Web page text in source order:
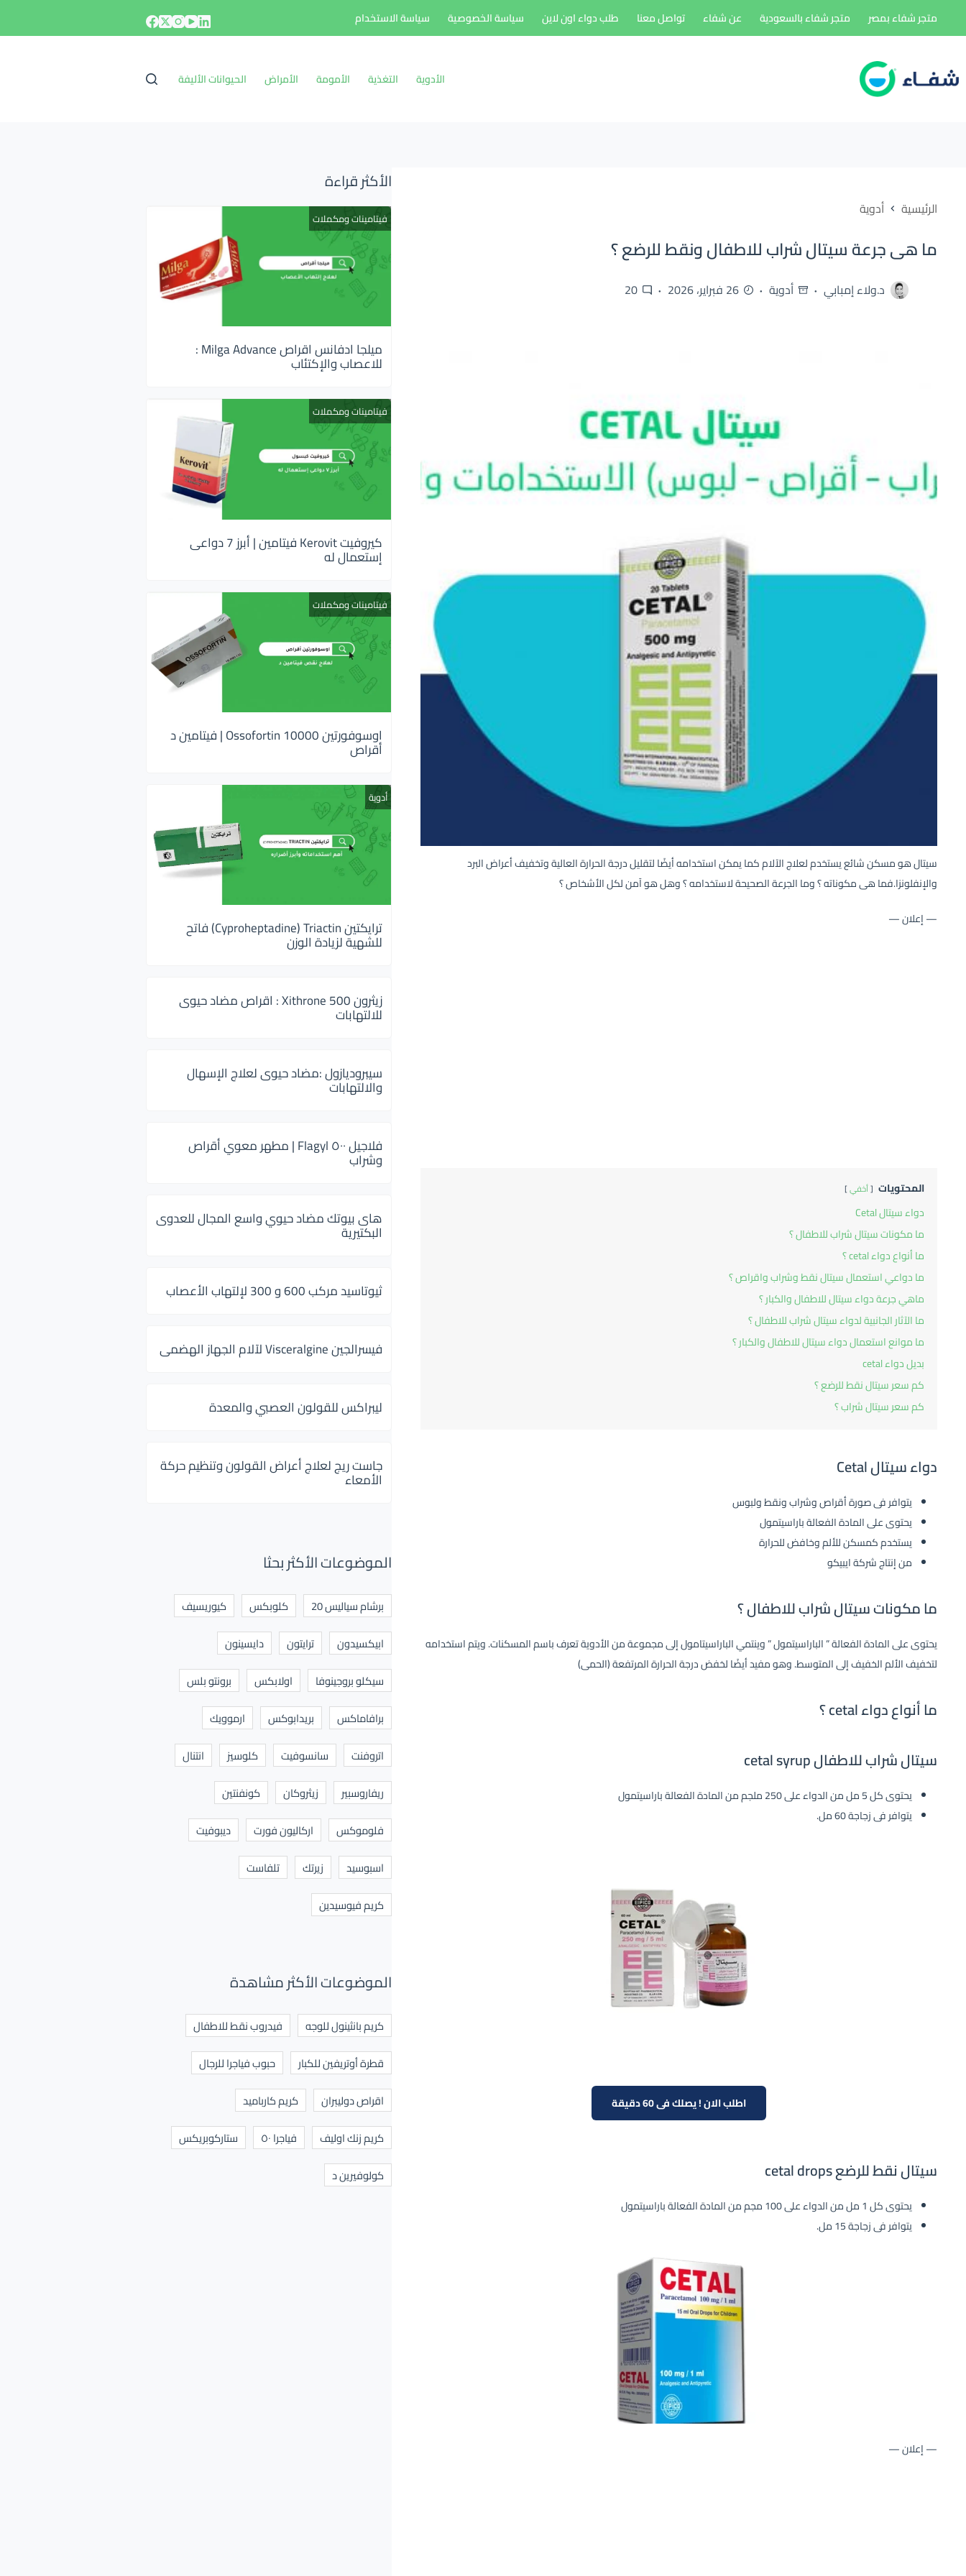
إلى
متجر شفاء بمصر متجر شفاء بالسعودية عن شفاء تواصل معنا طلب دواء اون لاين سياسة الخصوصية سياسة الاستخدام
الأدوية التغذية الأمومة الأمراض الحيوانات الأليفة
الرئيسية أدوية
ما هى جرعة سيتال شراب للاطفال ونقط للرضع ؟
د.ولاء إمبابي أدوية 26 فبراير، 2026 20
سيتال هو مسكن شائع يستخدم لعلاج الآلام كما يمكن استخدامه أيضًا لتقليل درجة الحرارة العالية وتخفيف أعراض البرد
والإنفلونزا.فما هى مكوناته ؟ وما الجرعة الصحيحة لاستخدامه ؟ وهل هو آمن لكل الأشخاص ؟
— إعلان —
المحتويات أخفي
دواء سيتال Cetal
ما مكونات سيتال شراب للاطفال ؟
ما أنواع دواء cetal ؟
ما دواعي استعمال سيتال نقط وشراب واقراص ؟
ماهي جرعة دواء سيتال للاطفال والكبار ؟
ما الآثار الجانبية لدواء سيتال شراب للاطفال ؟
ما موانع استعمال دواء سيتال للاطفال والكبار ؟
بديل دواء cetal
كم سعر سيتال نقط للرضع ؟
كم سعر سيتال شراب ؟
دواء سيتال Cetal
يتوافر فى صورة أقراص وشراب ونقط ولبوس
يحتوى على المادة الفعالة باراسيتمول
يستخدم كمسكن للألم وخافض للحرارة
من إنتاج شركة ايبيكو
ما مكونات سيتال شراب للاطفال ؟
يحتوى على المادة الفعالة ” الباراسيتمول ” وينتمي الباراسيتامول إلى مجموعة من الأدوية تعرف باسم المسكنات. ويتم استخدامه
لتخفيف الألم الخفيف إلى المتوسط. وهو مفيد أيضًا لخفض درجة الحرارة المرتفعة (الحمى)
ما أنواع دواء cetal ؟
سيتال شراب للاطفال cetal syrup
يحتوى كل 5 مل من الدواء على 250 ملجم من المادة الفعالة باراسيتمول
يتوافر فى زجاجة 60 مل.
اطلب الان ! يصلك فى 60 دقيقة
سيتال نقط للرضع cetal drops
يحتوى كل 1 مل من الدواء على 100 مجم من المادة الفعالة باراسيتمول
يتوافر فى زجاجة 15 مل.
— إعلان —
الأكثر قراءة
فيتامينات ومكملات
ميلجا ادفانس اقراص Milga Advance :
للاعصاب والإكتئاب
فيتامينات ومكملات
كيروفيت Kerovit فيتامين | أبرز 7 دواعى
إستعمال له
فيتامينات ومكملات
اوسوفورتين 10000 Ossofortin | فيتامين د
أقراص
أدوية
ترايكتين Cyproheptadine) Triactin) فاتح
للشهية لزيادة الوزن
زيثرون 500 Xithrone : اقراص مضاد حيوى
للالتهابات
سيبروديازول :مضاد حيوى لعلاج الإسهال
والالتهابات
فلاجيل ٥٠٠ Flagyl | مطهر معوي أقراص
وشراب
هاى بيوتك مضاد حيوي واسع المجال للعدوى
البكتيرية
ثيوتاسيد مركب 600 و 300 لإلتهاب الأعصاب
فيسرالجين Visceralgine لآلام الجهاز الهضمى
ليبراكس للقولون العصبي والمعدة
جاست ريج لعلاج أعراض القولون وتنظيم حركة
الأمعاء
الموضوعات الأكثر بحثا
برشام سياليس 20 كلوبكس
كيوريسيف
ابيكسيدون
ترايتون
دايسينون
سيكلو بروجينوفا
اولابكس
برونتو بلس
برافاماكس
بريدابوكس
ارموويك
اتروفنت
سانسوفيت كلوسيز
انتنال
ريفاروسبير
زيثروكان
كونفنتين
فلوموكس
اركاليون فورت
ديبوفيت
اسبوسيد
زيرتك
تلفاست
كريم فيوسيدين
الموضوعات الأكثر مشاهدة
كريم بانثينول للوجه
فيدروب نقط للاطفال
قطرة أوتريفين للكبار
حبوب فياجرا للرجال
اقراص دوليبران
كريم كارباميد
كريم زنك اوليف
فياجرا ٥٠
ستاركوبريكس
كولوفيرين د